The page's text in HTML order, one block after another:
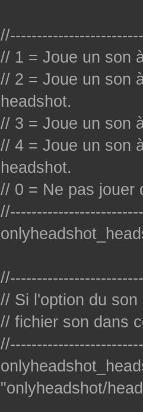
// 1 = Joue un son
// 2 = Joue un son
headshot.
// 3 = Joue un son
// 4 = Joue un son
headshot.
// 0 = Ne pas jouer
// Si l'option du
// fichier son dans
"onlyheadshot/